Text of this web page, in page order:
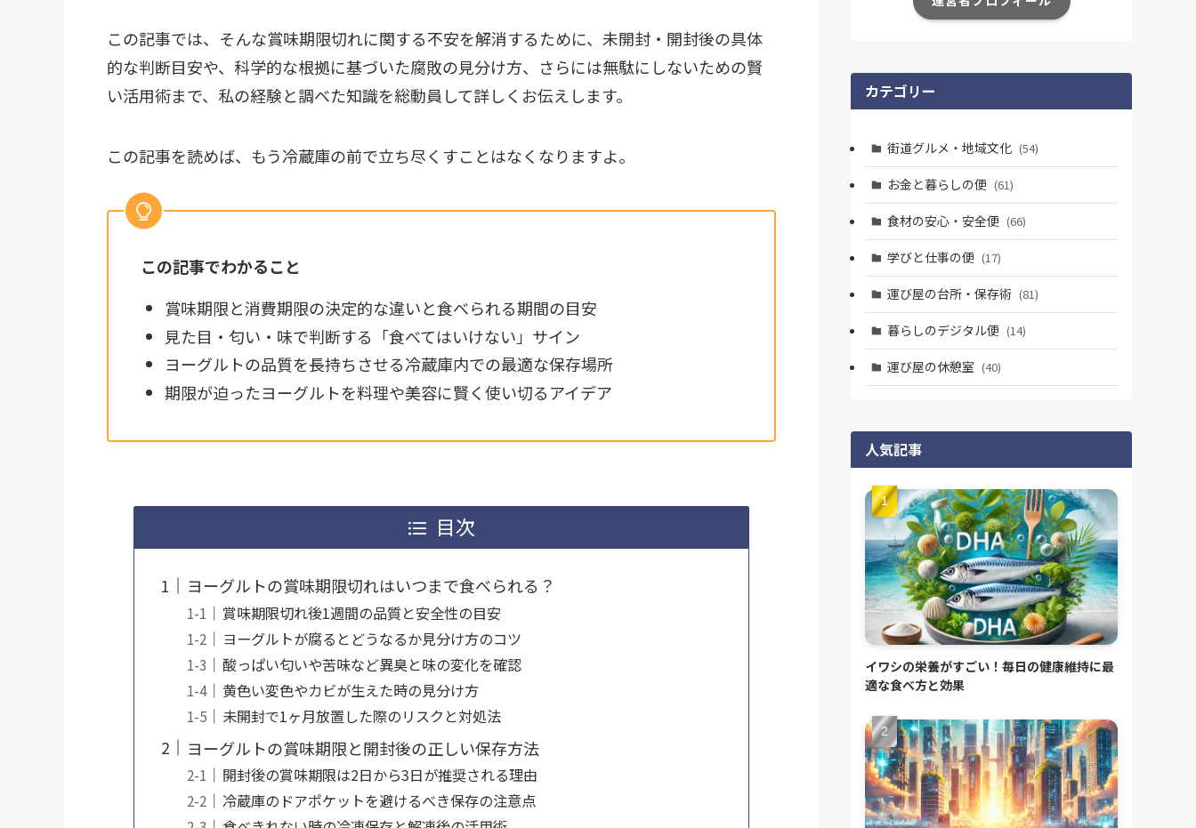
この記事では、そんな賞味期限切れに関する不安を解消するために、未開封・開封後の具体
的な判断目安や、科学的な根拠に基づいた腐敗の見分け方、さらには無駄にしないための賢
い活用術まで、私の経験と調べた知識を総動員して詳しくお伝えします。
この記事を読めば、もう冷蔵庫の前で立ち尽くすことはなくなりますよ。
この記事でわかること
賞味期限と消費期限の決定的な違いと食べられる期間の目安
見た目・匂い・味で判断する「食べてはいけない」サイン
ヨーグルトの品質を長持ちさせる冷蔵庫内での最適な保存場所
期限が迫ったヨーグルトを料理や美容に賢く使い切るアイデア
目次
ヨーグルトの賞味期限切れはいつまで食べられる？
賞味期限切れ後1週間の品質と安全性の目安
ヨーグルトが腐るとどうなるか見分け方のコツ
酸っぱい匂いや苦味など異臭と味の変化を確認
黄色い変色やカビが生えた時の見分け方
未開封で1ヶ月放置した際のリスクと対処法
ヨーグルトの賞味期限と開封後の正しい保存方法
開封後の賞味期限は2日から3日が推奨される理由
冷蔵庫のドアポケットを避けるべき保存の注意点
カテゴリー
街道グルメ・地域文化 (54)
お金と暮らしの便 (61)
食材の安心・安全便 (66)
学びと仕事の便 (17)
運び屋の台所・保存術 (81)
暮らしのデジタル便 (14)
運び屋の休憩室 (40)
人気記事
イワシの栄養がすごい！毎日の健康維持に最
適な食べ方と効果